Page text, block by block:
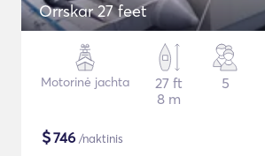
Orrskar 27 feet
Motorinė jachta
27 ft
8 m
5
$746 /naktinis